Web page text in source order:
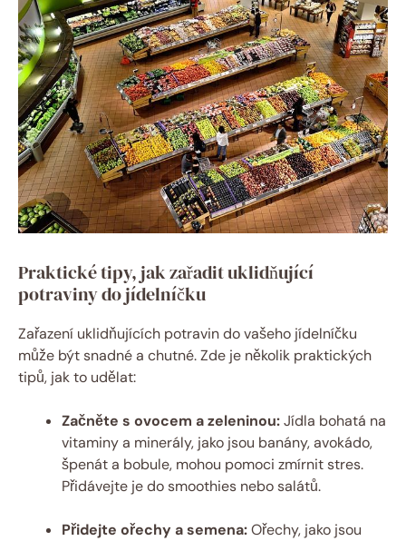
Praktické tipy, jak zařadit uklidňující
potraviny do jídelníčku
Zařazení uklidňujících potravin do vašeho jídelníčku
může být snadné a chutné. Zde je několik praktických
tipů, jak to udělat:
Začněte s ovocem a zeleninou:Jídla bohatá na
vitaminy a minerály, jako jsou banány, avokádo,
špenát a bobule, mohou pomoci zmírnit stres.
Přidávejte je do smoothies nebo salátů.
Přidejte ořechy a semena:Ořechy, jako jsou